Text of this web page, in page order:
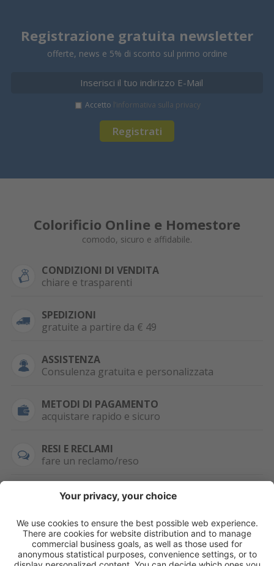
Registrazione gratuita newsletter
offerte, news e 5% di sconto sul primo ordine
Registrati
Accetto l’informativa sulla privacy
Colorificio Online e Homestore
comodo, sicuro e affidabile.
CONDIZIONI DI VENDITA
chiare e trasparenti
SPEDIZIONI
gratuite a partire da € 49
ASSISTENZA
Consulenza gratuita e personalizzata
METODI DI PAGAMENTO
acquistare rapido e sicuro
RESI E RECLAMI
fare un reclamo/reso
SEMPRE DISPONIBILE
0471 506798
WHATSAPP
+39 376 2951129
HAI LA PARTITA
IVA?
Per ordini, offerte,